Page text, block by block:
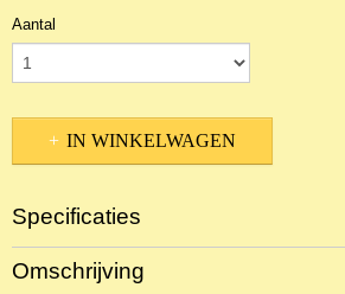
Aantal
IN WINKELWAGEN
Specificaties
Productcode
NBKOo-10776
Omschrijving